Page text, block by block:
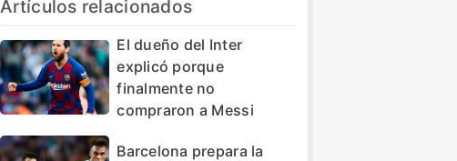
Artículos relacionados
El dueño del Inter
explicó porque
finalmente no
compraron a Messi
Barcelona prepara la